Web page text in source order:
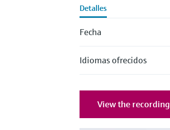
Detalles
Fecha
Idiomas ofrecidos
View the recording